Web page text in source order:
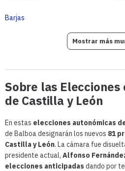
Barjas
Mostrar más
Sobre las Elecciones
de Castilla y León
En estas elecciones autonómicas
de Balboa designarán los nuevos 81
Castilla y León. La cámara fue
presidente actual, Alfonso
elecciones anticipadas dando por